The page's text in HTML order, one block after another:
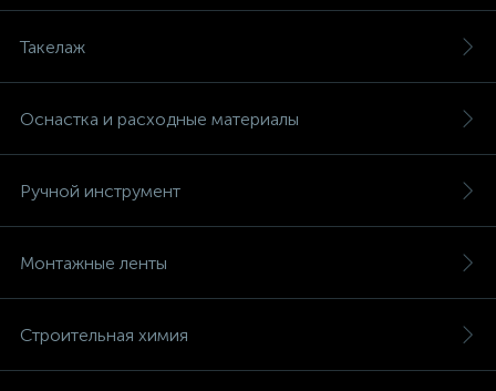
Такелаж
Оснастка и расходные материалы
Ручной инструмент
Монтажные ленты
Строительная химия